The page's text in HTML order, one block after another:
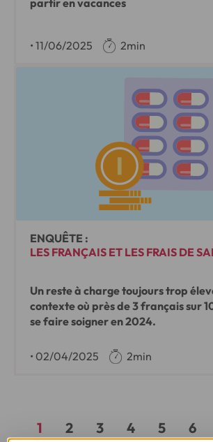
partir en vacances
• 11/06/2025 2min
ENQUÊTE :
LES FRANÇAIS ET LES FRAIS DE
Un reste à charge toujours trop
contexte où près de 3 français sur
se faire soigner en 2024.
• 02/04/2025 2min
1 2 3 4 5 6